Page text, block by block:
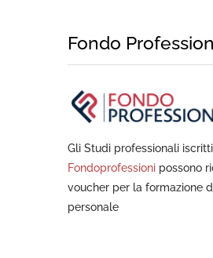
Fondo
Gli Studi professionali
Fondoprofessioni possono
voucher per la formazione
personale